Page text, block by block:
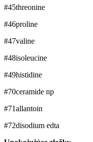
#45threonine
#46proline
#47valine
#48isoleucine
#49histidine
#70ceramide np
#71allantoin
#72disodium edta